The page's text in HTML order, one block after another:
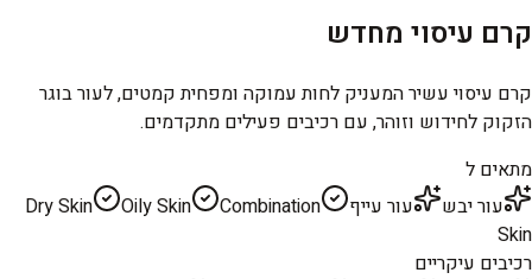
קרם עיסוי מחדש
קרם עיסוי עשיר המעניק לחות עמוקה ומפחית קמטים, לעור בוגר
הזקוק לחידוש וזוהר, עם רכיבים פעילים מתקדמים.
מתאים ל
עור יבש
עור עייף Dry Skin Oily Skin
Combination
Skin
רכיבים עיקריים